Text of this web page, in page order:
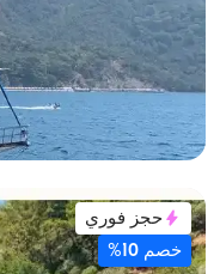
مع قبطان
إبحار 8 شخص · 4 كابينة · 20.00m
63.600 TL
حجز فوري
خصم 10%